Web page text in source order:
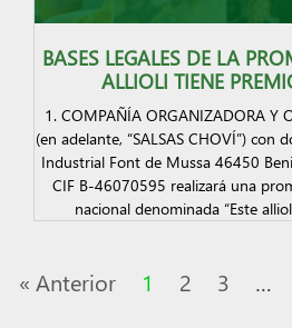
BASES LEGALES DE LA
ALLIOLI TIENE
1. COMPAÑÍA ORGANIZADORA Y
(en adelante, “SALSAS CHOVÍ”) con
Industrial Font de Mussa 46450
CIF B-46070595 realizará una
nacional denominada “Este
« Anterior 1 2 3